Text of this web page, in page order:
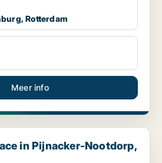
Rotterdam
Meer info
Nootdorp, South Holland
in Pijnacker-Nootdorp,